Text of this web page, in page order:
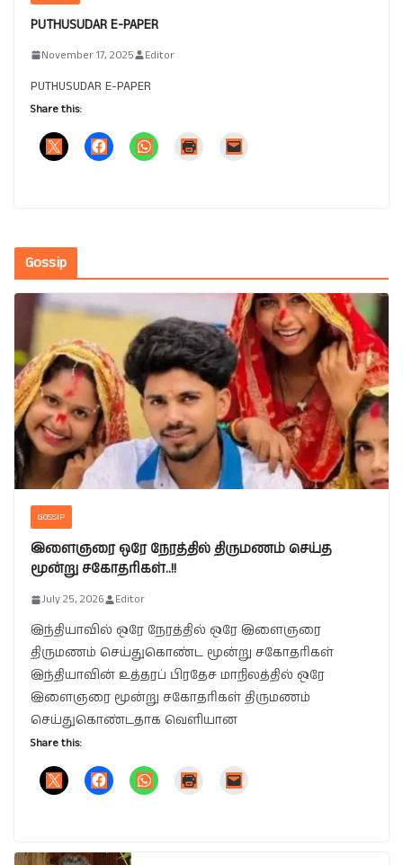
PUTHUSUDAR E-PAPER
November 17, 2025 Editor
PUTHUSUDAR E-PAPER
Share this:
Gossip
GOSSIP
இளைஞரை ஒரே நேரத்தில் திருமணம் செய்த
மூன்று சகோதரிகள்..!!
July 25, 2026 Editor
இந்தியாவில் ஒரே நேரத்தில் ஒரே இளைஞரை
திருமணம் செய்துகொண்ட மூன்று சகோதரிகள்
இந்தியாவின் உத்தரப் பிரதேச மாநிலத்தில் ஒரே
இளைஞரை மூன்று சகோதரிகள் திருமணம்
செய்துகொண்டதாக வெளியான
Share this: